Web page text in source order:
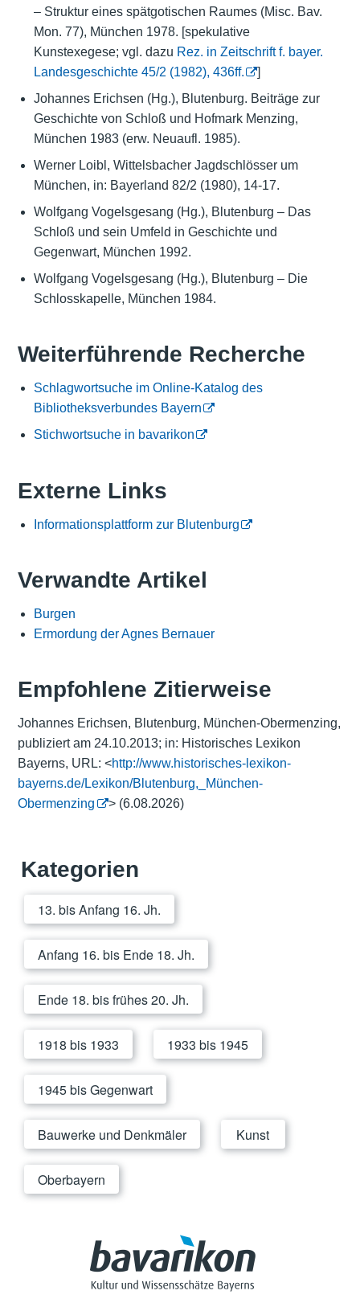
– Struktur eines spätgotischen Raumes (Misc. Bav.
Mon. 77), München 1978. [spekulative
Kunstexegese; vgl. dazu Rez. in Zeitschrift f. bayer.
Landesgeschichte 45/2 (1982), 436ff.
]
Johannes Erichsen (Hg.), Blutenburg. Beiträge zur
Geschichte von Schloß und Hofmark Menzing,
München 1983 (erw. Neuaufl. 1985).
Werner Loibl, Wittelsbacher Jagdschlösser um
München, in: Bayerland 82/2 (1980), 14-17.
Wolfgang Vogelsgesang (Hg.), Blutenburg – Das
Schloß und sein Umfeld in Geschichte und
Gegenwart, München 1992.
Wolfgang Vogelsgesang (Hg.), Blutenburg – Die
Schlosskapelle, München 1984.
Weiterführende Recherche
Schlagwortsuche im Online-Katalog des
Bibliotheksverbundes Bayern
Stichwortsuche in bavarikon
Externe Links
Informationsplattform zur Blutenburg
Verwandte Artikel
Burgen
Ermordung der Agnes Bernauer
Empfohlene Zitierweise
Johannes Erichsen, Blutenburg, München-Obermenzing,
publiziert am 24.10.2013; in: Historisches Lexikon
Bayerns, URL: <http://www.historisches-lexikon-
bayerns.de/Lexikon/Blutenburg,_München-
Obermenzing
> (6.08.2026)
Kategorien
13. bis Anfang 16. Jh.
Anfang 16. bis Ende 18. Jh.
Ende 18. bis frühes 20. Jh.
1918 bis 1933 1933 bis 1945
1945 bis Gegenwart
Bauwerke und Denkmäler Kunst
Oberbayern